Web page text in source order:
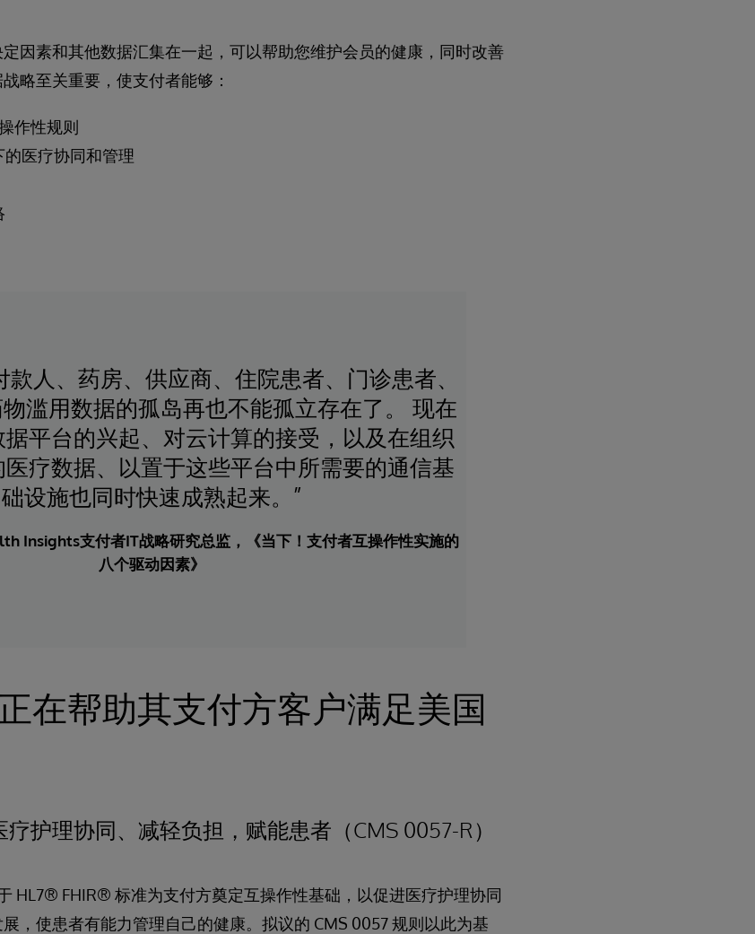
因素和其他数据汇集在一起，可以帮助您维护会员的健康，同时改善
略至关重要，使支付者能够：
作性规则
医疗协同和管理
人、药房、供应商、住院患者、门诊患者、
滥用数据的孤岛再也不能孤立存在了。 现在
平台的兴起、对云计算的接受，以及在组织
疗数据、以置于这些平台中所需要的通信基
础设施也同时快速成熟起来。”
Insights支付者IT战略研究总监，《当下！支付者互操作性实施的
八个驱动因素》
在帮助其支付方客户满足美国
护理协同、减轻负担，赋能患者（CMS 0057-R）
HL7® FHIR® 标准为支付方奠定互操作性基础，以促进医疗护理协同
，使患者有能力管理自己的健康。拟议的 CMS 0057 规则以此为基